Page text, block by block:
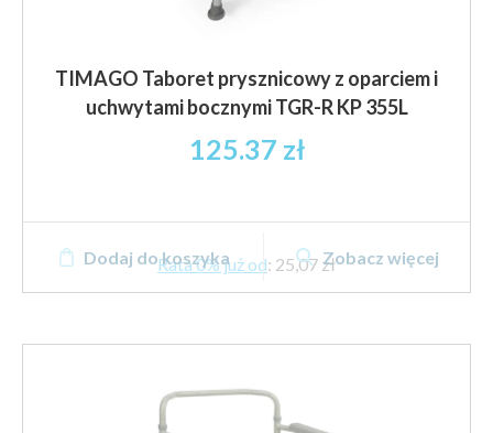
TIMAGO Taboret prysznicowy z oparciem i
uchwytami bocznymi TGR-R KP 355L
125.37 zł
Rata 0% już od: 25,07 zł
Dodaj do koszyka Zobacz więcej